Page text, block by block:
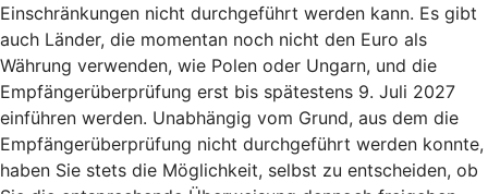
Einschränkungen nicht durchgeführt werden kann. Es gibt
auch Länder, die momentan noch nicht den Euro als
Währung verwenden, wie Polen oder Ungarn, und die
Empfängerüberprüfung erst bis spätestens 9. Juli 2027
einführen werden. Unabhängig vom Grund, aus dem die
Empfängerüberprüfung nicht durchgeführt werden konnte,
haben Sie stets die Möglichkeit, selbst zu entscheiden, ob